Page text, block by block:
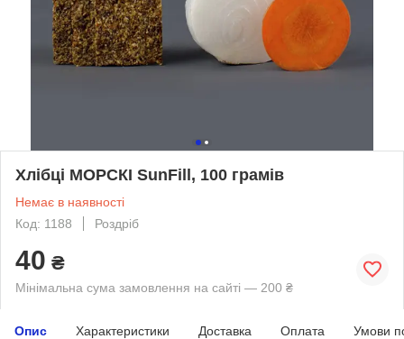
Хлібці МОРСКІ SunFill, 100 грамів
Немає в наявності
Код: 1188
Роздріб
40 ₴
Мінімальна сума замовлення на сайті — 200 ₴
Опис Характеристики Доставка Оплата Умови